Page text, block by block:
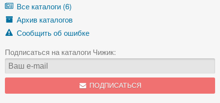
Все каталоги (6)
Архив каталогов
Сообщить об ошибке
Подписаться на каталоги Чижик:
ПОДПИСАТЬСЯ